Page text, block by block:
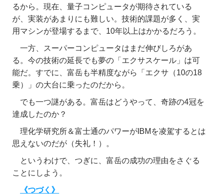
るから。現在、量子コンピュータが期待されている
が、実装があまりにも難しい。技術的課題が多く、実
用マシンが登場するまで、10年以上はかかるだろう。
一方、スーパーコンピュータはまだ伸びしろがあ
る。今の技術の延長でも夢の「エクサスケール」は可
能だ。すでに、富岳も半精度ながら「エクサ（10の18
乗）」の大台に乗ったのだから。
でも一つ謎がある。富岳はどうやって、奇跡の4冠を
達成したのか？
理化学研究所＆富士通のパワーがIBMを凌駕するとは
思えないのだが（失礼！）。
というわけで、つぎに、富岳の成功の理由をさぐる
ことにしよう。
《つづく》